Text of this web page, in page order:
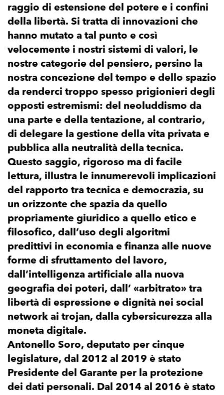
raggio di estensione del potere e i confini
della libertà. Si tratta di innovazioni che
hanno mutato a tal punto e così
velocemente i nostri sistemi di valori, le
nostre categorie del pensiero, persino la
nostra concezione del tempo e dello spazio
da renderci troppo spesso prigionieri degli
opposti estremismi: del neoluddismo da
una parte e della tentazione, al contrario,
di delegare la gestione della vita privata e
pubblica alla neutralità della tecnica.
Questo saggio, rigoroso ma di facile
lettura, illustra le innumerevoli implicazioni
del rapporto tra tecnica e democrazia, su
un orizzonte che spazia da quello
propriamente giuridico a quello etico e
filosofico, dall’uso degli algoritmi
predittivi in economia e finanza alle nuove
forme di sfruttamento del lavoro,
dall’intelligenza artificiale alla nuova
geografia dei poteri, dall’ «arbitrato» tra
libertà di espressione e dignità nei social
network ai trojan, dalla cybersicurezza alla
moneta digitale.
Antonello Soro, deputato per cinque
legislature, dal 2012 al 2019 è stato
Presidente del Garante per la protezione
dei dati personali. Dal 2014 al 2016 è stato